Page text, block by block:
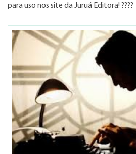
para uso nos site da Juruá Editora! ????